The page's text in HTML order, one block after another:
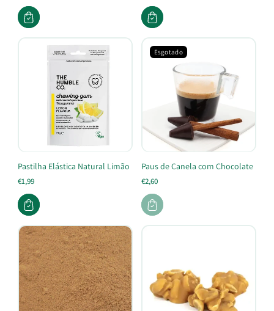
Pastilha Elástica Natural Limão
€1,99
Esgotado
Paus de Canela com Chocolate
€2,60